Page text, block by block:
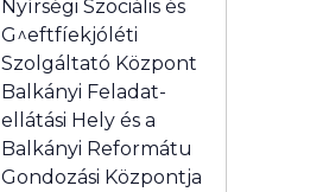
Nyírségi Szociális és
G^eftfíekjóléti
Szolgáltató Központ
Balkányi Feladat-
ellátási Hely és a
Balkányi Reformátu
Gondozási Központja